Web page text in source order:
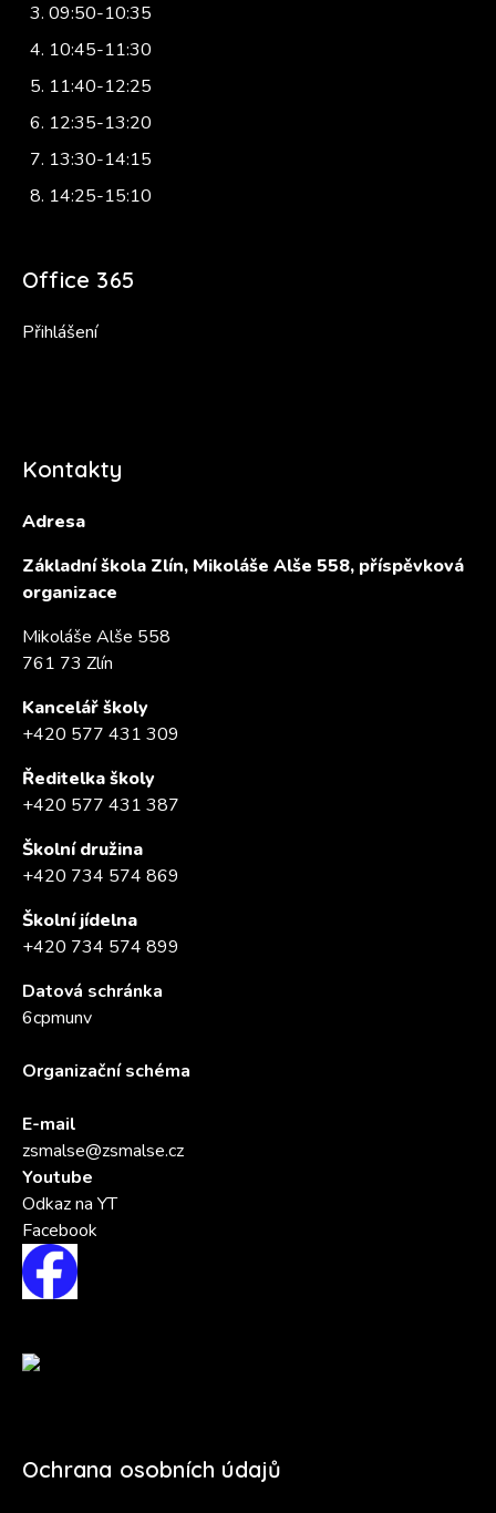
09:50-10:35
10:45-11:30
11:40-12:25
12:35-13:20
13:30-14:15
14:25-15:10
Office 365
Přihlášení
Kontakty
Adresa
Základní škola Zlín, Mikoláše Alše 558, příspěvková
organizace
Mikoláše Alše 558
761 73 Zlín
Kancelář školy
+420 577 431 309
Ředitelka školy
+420 577 431 387
Školní družina
+420 734 574 869
Školní jídelna
+420 734 574 899
Datová schránka
6cpmunv
Organizační schéma
E-mail
zsmalse@zsmalse.cz
Youtube
Odkaz na YT
Facebook
Ochrana osobních údajů